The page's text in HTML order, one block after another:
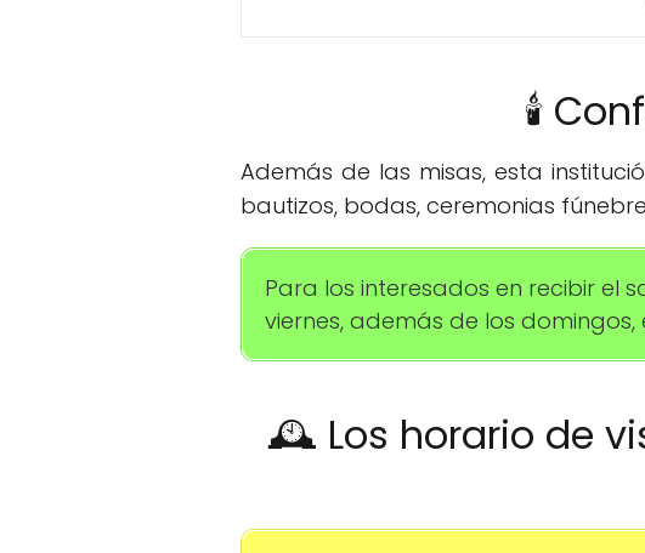
🕯️
Además de las misas, esta
bautizos, bodas, ceremonias
Para los interesados en recibir el
viernes, además de los domingos,
🕰️ Los horario de